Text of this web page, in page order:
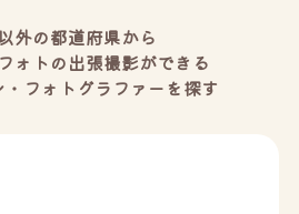
外の都道府県から
ォトの出張撮影ができる
フォトグラファーを探す